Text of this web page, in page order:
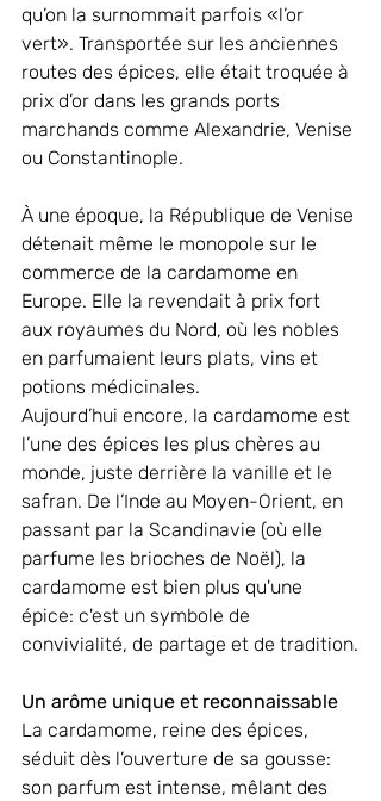
qu’on la surnommait parfois «l’or
vert». Transportée sur les anciennes
routes des épices, elle était troquée à
prix d’or dans les grands ports
marchands comme Alexandrie, Venise
ou Constantinople.
À une époque, la République de Venise
détenait même le monopole sur le
commerce de la cardamome en
Europe. Elle la revendait à prix fort
aux royaumes du Nord, où les nobles
en parfumaient leurs plats, vins et
potions médicinales.
Aujourd’hui encore, la cardamome est
l’une des épices les plus chères au
monde, juste derrière la vanille et le
safran. De l’Inde au Moyen-Orient, en
passant par la Scandinavie (où elle
parfume les brioches de Noël), la
cardamome est bien plus qu'une
épice: c'est un symbole de
convivialité, de partage et de tradition.
Un arôme unique et reconnaissable
La cardamome, reine des épices,
séduit dès l’ouverture de sa gousse:
son parfum est intense, mêlant des